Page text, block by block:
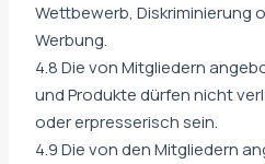
Wettbewerb, Diskriminierung
Werbung.
4.8 Die von Mitgliedern
und Produkte dürfen nicht
oder erpresserisch sein.
4.9 Die von den Mitgliedern